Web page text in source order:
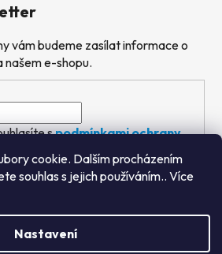
cookie. Dalším procházením
souhlas s jejich používáním.. Více
Nastavení
vám budeme zasílat informace o
našem e-shopu.
spodmínkami ochrany